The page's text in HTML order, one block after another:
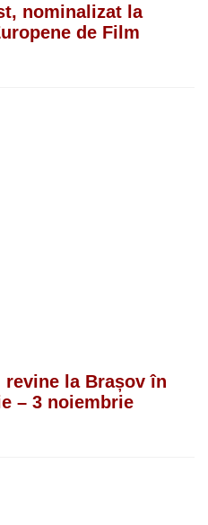
nominalizat la
de Film
la Brașov în
– 3 noiembrie